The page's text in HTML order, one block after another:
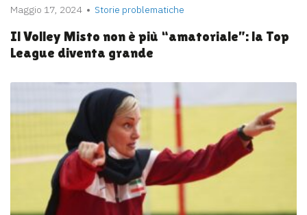
Maggio 17, 2024 Storie problematiche
Il Volley Misto non è più “amatoriale”: la Top
League diventa grande